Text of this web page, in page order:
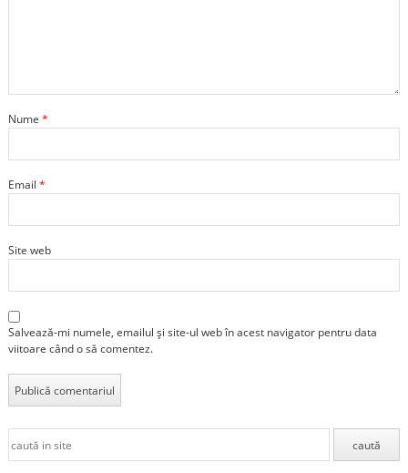
Nume *
Email *
Site web
Salvează-mi numele, emailul și site-ul web în acest navigator pentru data
viitoare când o să comentez.